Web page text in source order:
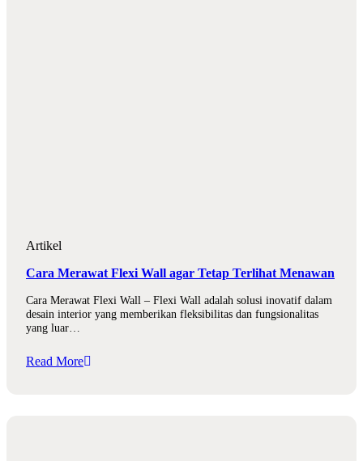
Artikel
Cara Merawat Flexi Wall agar Tetap Terlihat Menawan
Cara Merawat Flexi Wall – Flexi Wall adalah solusi inovatif dalam
desain interior yang memberikan fleksibilitas dan fungsionalitas
yang luar…
Read More